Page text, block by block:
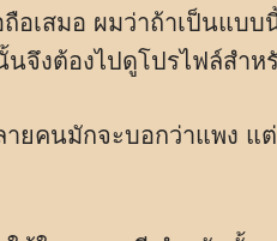
เสมอ ผมว่าถ้าเป็นแบบ
จึงต้องไปดูโปรไฟล์สำห
ยคนมักจะบอกว่าแพง